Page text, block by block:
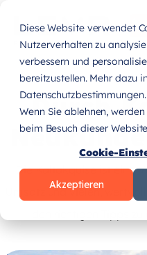
Diese Website verwendet
Nutzerverhalten zu
verbessern und
bereitzustellen. Mehr dazu
Datenschutzbestimmungen.
Wenn Sie ablehnen,
beim Besuch dieser
Cookie-
Akzeptieren
Durch
Die Kaltakquise ist eine
Umsatz und vielen,
den richtigen Tipps